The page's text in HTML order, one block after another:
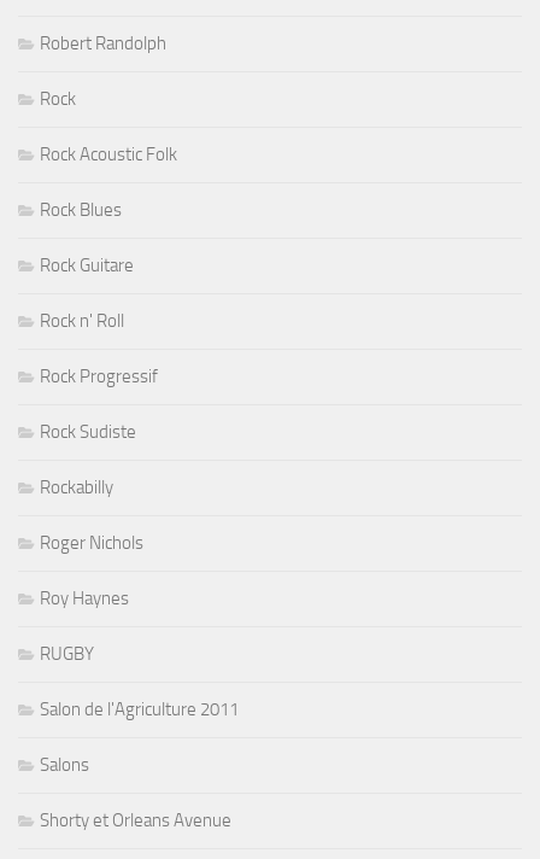
Robert Randolph
Rock
Rock Acoustic Folk
Rock Blues
Rock Guitare
Rock n' Roll
Rock Progressif
Rock Sudiste
Rockabilly
Roger Nichols
Roy Haynes
RUGBY
Salon de l'Agriculture 2011
Salons
Shorty et Orleans Avenue